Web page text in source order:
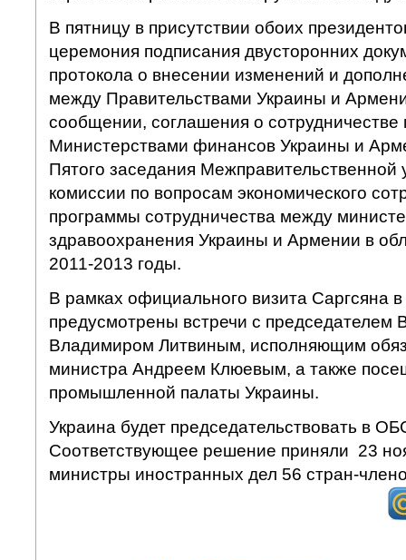
В пятницу в присутствии обоих
церемония подписания двусторонних
протокола о внесении изменений и
между Правительствами Украины и
сообщении, соглашения о сотрудничестве
Министерствами финансов Украины и
Пятого заседания Межправительственной
комиссии по вопросам экономического
программы сотрудничества между
здравоохранения Украины и Армении в
2011-2013 годы.
В рамках официального визита Саргсяна в
предусмотрены встречи с председателем
Владимиром Литвиным, исполняющим
министра Андреем Клюевым, а также
промышленной палаты Украины.
Украина будет председательствовать в
Соответствующее решение приняли 23
министры иностранных дел 56 стран-